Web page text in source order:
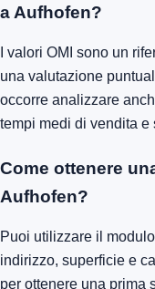
a Aufhofen?
I valori OMI sono un
una valutazione
occorre analizzare
tempi medi di vendita e
Come ottenere
Aufhofen?
Puoi utilizzare il
indirizzo, superficie e
per ottenere una prima